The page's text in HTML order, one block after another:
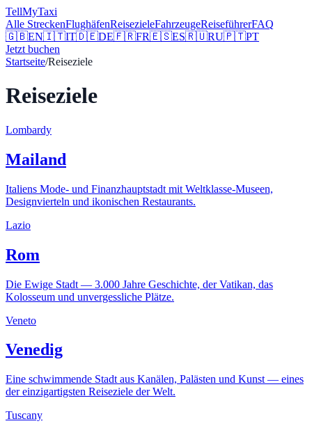
TellMyTaxi
Alle StreckenFlughäfenReisezieleFahrzeugeReiseführerFAQ
🇬🇧EN🇮🇹IT🇩🇪DE🇫🇷FR🇪🇸ES🇷🇺RU🇵🇹PT
Jetzt buchen
Startseite/Reiseziele
Reiseziele
Lombardy
Mailand
Italiens Mode- und Finanzhauptstadt mit Weltklasse-Museen,
Designvierteln und ikonischen Restaurants.
Lazio
Rom
Die Ewige Stadt — 3.000 Jahre Geschichte, der Vatikan, das
Kolosseum und unvergessliche Plätze.
Veneto
Venedig
Eine schwimmende Stadt aus Kanälen, Palästen und Kunst — eines
der einzigartigsten Reiseziele der Welt.
Tuscany